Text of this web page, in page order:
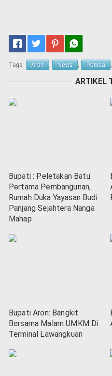
Tags: Aron , News , Pemda ,
ARTIKEL
Bupati : Peletakan Batu
Pertama Pembangunan,
Rumah Duka Yayasan Budi
Panjang Sejahtera Nanga
Mahap
Bupati Aron: Bangkit
Bersama Malam UMKM Di
Terminal Lawangkuari